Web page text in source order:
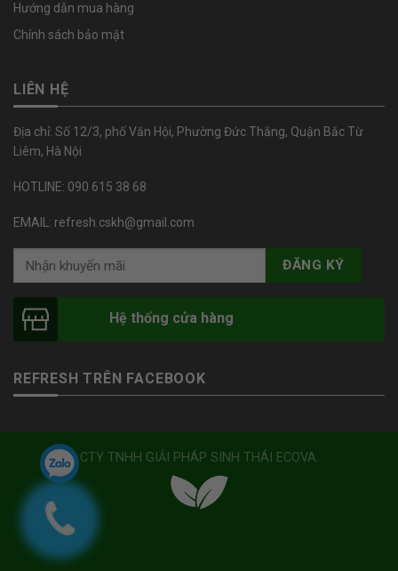
Hướng dẫn mua hàng
Chính sách bảo mật
LIÊN HỆ
Địa chỉ: Số 12/3, phố Văn Hội, Phường Đức Thắng, Quận Bắc Từ
Liêm, Hà Nội
HOTLINE: 090 615 38 68
EMAIL: refresh.cskh@gmail.com
Hệ thống cửa hàng
REFRESH TRÊN FACEBOOK
CTY TNHH GIẢI PHÁP SINH THÁI ECOVA.